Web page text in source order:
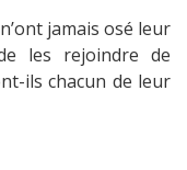
jamais osé leur
les rejoindre de
ils chacun de leur